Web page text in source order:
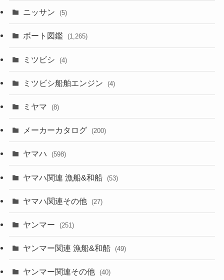
ニッサン (5)
ボート図鑑 (1,265)
ミツビシ (4)
ミツビシ船舶エンジン (4)
ミヤマ (8)
メーカーカタログ (200)
ヤマハ (598)
ヤマハ関連 漁船&和船 (53)
ヤマハ関連その他 (27)
ヤンマー (251)
ヤンマー関連 漁船&和船 (49)
ヤンマー関連その他 (40)